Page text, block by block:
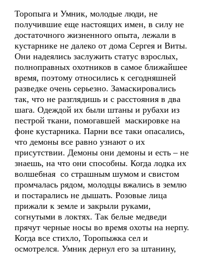
Торопыга и Умник, молодые люди, не
получившие еще настоящих имен, в силу не
достаточного жизненного опыта, лежали в
кустарнике не далеко от дома Сергея и Виты.
Они надеялись заслужить статус взрослых,
полноправных охотников в самое ближайшее
время, поэтому относились к сегодняшней
разведке очень серьезно. Замаскировались
так, что не разглядишь и с расстояния в два
шага. Одеждой их были штаны и рубахи из
пестрой ткани, помогавшей маскировке на
фоне кустарника. Парни все таки опасались,
что демоны все равно узнают о их
присутствии. Демоны они демоны и есть – не
знаешь, на что они способны. Когда лодка их
волшебная со страшным шумом и свистом
промчалась рядом, молодцы вжались в землю
и постарались не дышать. Розовые лица
прижали к земле и закрыли руками,
согнутыми в локтях. Так белые медведи
прячут черные носы во время охоты на нерпу.
Когда все стихло, Торопыжка сел и
осмотрелся. Умник дернул его за штанину,